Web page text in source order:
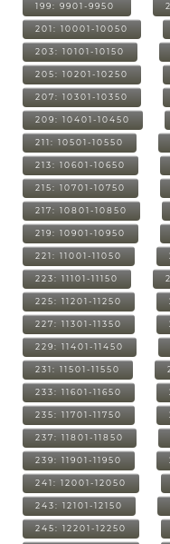
199: 9901-9950
201: 10001-10050
203: 10101-10150
205: 10201-10250
207: 10301-10350
209: 10401-10450
211: 10501-10550
213: 10601-10650
215: 10701-10750
217: 10801-10850
219: 10901-10950
221: 11001-11050
223: 11101-11150
225: 11201-11250
227: 11301-11350
229: 11401-11450
231: 11501-11550
233: 11601-11650
235: 11701-11750
237: 11801-11850
239: 11901-11950
241: 12001-12050
243: 12101-12150
245: 12201-12250